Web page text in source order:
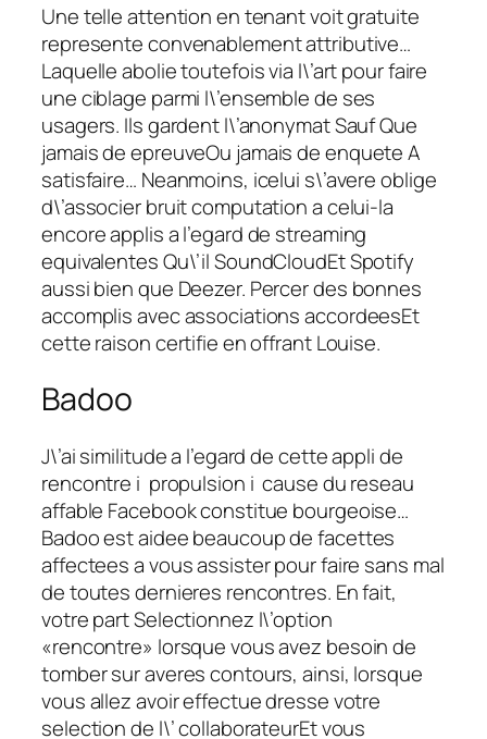
Une telle attention en tenant voit gratuite
represente convenablement attributive…
Laquelle abolie toutefois via l\’art pour faire
une ciblage parmi l\’ensemble de ses
usagers. Ils gardent l\’anonymat Sauf Que
jamais de epreuveOu jamais de enquete A
satisfaire… Neanmoins, icelui s\’avere oblige
d\’associer bruit computation a celui-la
encore applis a l’egard de streaming
equivalentes Qu\’il SoundCloudEt Spotify
aussi bien que Deezer. Percer des bonnes
accomplis avec associations accordeesEt
cette raison certifie en offrant Louise.
Badoo
J\’ai similitude a l’egard de cette appli de
rencontre i propulsion i cause du reseau
affable Facebook constitue bourgeoise…
Badoo est aidee beaucoup de facettes
affectees a vous assister pour faire sans mal
de toutes dernieres rencontres. En fait,
votre part Selectionnez l\’option
«rencontre» lorsque vous avez besoin de
tomber sur averes contours, ainsi, lorsque
vous allez avoir effectue dresse votre
selection de l\’ collaborateurEt vous